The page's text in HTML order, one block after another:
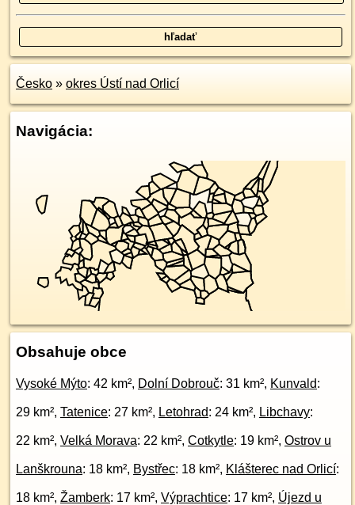
Česko » okres Ústí nad Orlicí
Navigácia:
Obsahuje obce
Vysoké Mýto: 42 km², Dolní Dobrouč: 31 km², Kunvald:
29 km², Tatenice: 27 km², Letohrad: 24 km², Libchavy:
22 km², Velká Morava: 22 km², Cotkytle: 19 km², Ostrov u
Lanškrouna: 18 km², Bystřec: 18 km², Klášterec nad Orlicí:
18 km², Žamberk: 17 km², Výprachtice: 17 km², Újezd u